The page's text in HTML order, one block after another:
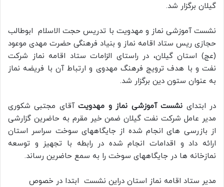
گیلان برگزار شد.
نشست آموزشی نماز و مهدویت با تدریس حجت الاسلام ابوطالب
حجازی ریس ستاد اقامه نماز و بنیاد فرهنگی حضرت مهدی موعود
(عج) استان گیلان، در راستای الزامات ستاد اقامه نماز شرکت
نفت و با هدف ترویج فرهنگ مهدوی و ارتباط آن با فریضه نماز
به عنوان ستون دین برگزار شد.
در ابتدای نشست آموزشی نماز و مهدویتآقای مجتبی شکوری
مدیر عامل شرکت نفت گیلان ضمن خیر مقرم به حاضرین گزارشی
از بازرسی های انجام شده از جایگاههای سوخت سراسر استان
ارائه داد و اقدامات انجام شده در رابطه با تجهیز و توسعه
نمازخانه ها در جایگاههای سوخت را به سمع حاضرین رساند.
مدیر ستاد اقامه نماز استان دراین نشست ابتدا در خصوص